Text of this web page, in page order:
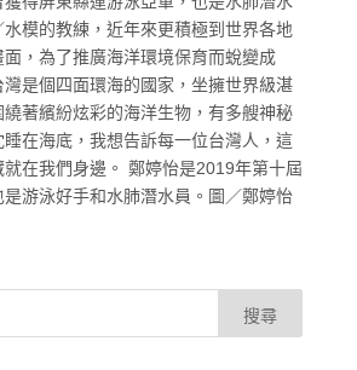
水模的教練，近年來更積極到世界各地
，為了推廣海洋環境保育而蛻變成
灣是個四面環海的國家，坐擁世界級湛
著繽紛炫彩的海洋生物，有多艘神秘
睡在海底，我想告訴每一位台灣人，這
在我們身邊。 鄭婷怡是2019年第十屆
游泳好手和水肺潛水員。圖／鄭婷怡